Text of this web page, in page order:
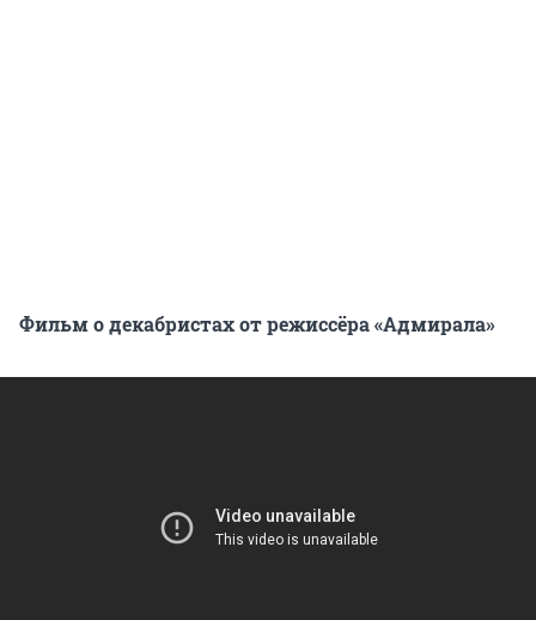
Фильм о декабристах от режиссёра «Адмирала»